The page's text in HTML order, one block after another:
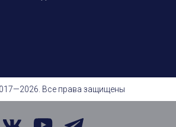
Все права защищены